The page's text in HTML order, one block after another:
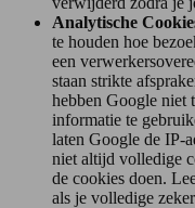
Analytische
te houden hoe
een
staan strikte
hebben Google niet
informatie te
laten Google de IP-
niet altijd volledige
de cookies doen.
als je volledige